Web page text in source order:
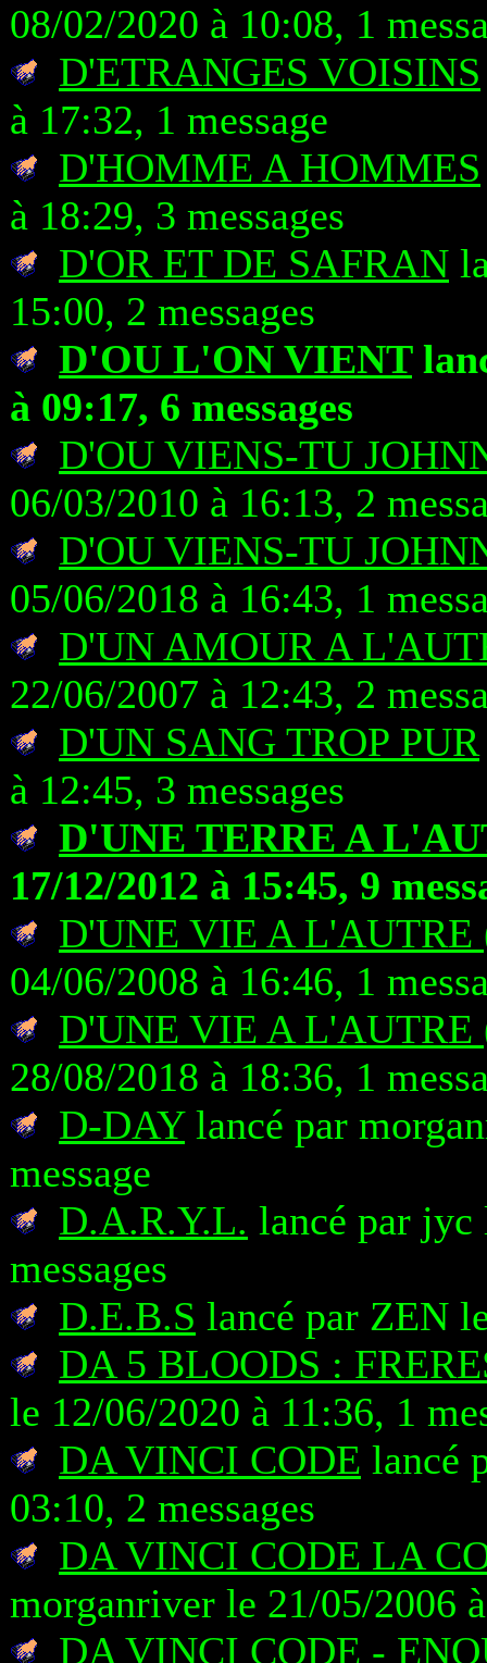
08/02/2020 à 10:08, 1
D'ETRANGES VOISINS
à 17:32, 1 message
D'HOMME A HOMMES
à 18:29, 3 messages
D'OR ET DE SAFRAN
15:00, 2 messages
D'OU L'ON VIENT
à 09:17, 6 messages
D'OU VIENS-TU
06/03/2010 à 16:13, 2
D'OU VIENS-TU
05/06/2018 à 16:43, 1
D'UN AMOUR A
22/06/2007 à 12:43, 2
D'UN SANG TROP PUR
à 12:45, 3 messages
D'UNE TERRE A
17/12/2012 à 15:45, 9
D'UNE VIE A L'AUTRE
04/06/2008 à 16:46, 1
D'UNE VIE A L'AUTRE
28/08/2018 à 18:36, 1
D-DAYlancé par
message
D.A.R.Y.L. lancé par jyc
messages
D.E.B.S lancé par ZEN
DA 5 BLOODS :
le 12/06/2020 à 11:36, 1
DA VINCI CODE lancé
03:10, 2 messages
DA VINCI CODE LA
morganriver le 21/05/2006
DA VINCI CODE -